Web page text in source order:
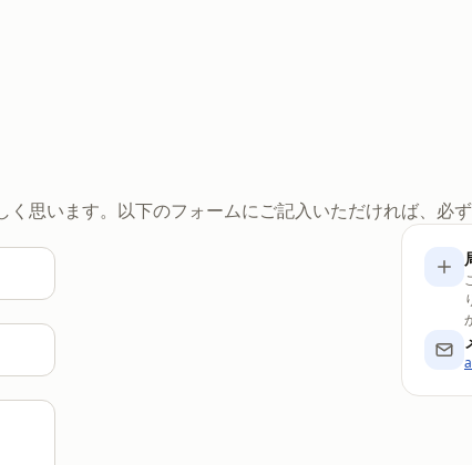
思います。以下のフォームにご記入いただければ、必ず